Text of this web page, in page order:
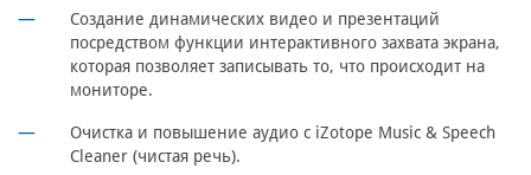
Создание динамических видео и презентаций
посредством функции интерактивного захвата экрана,
которая позволяет записывать то, что происходит на
мониторе.
Очистка и повышение аудио с iZotope Music & Speech
Cleaner (чистая речь).